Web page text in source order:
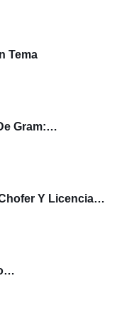
Tema
Gram:…
Y Licencia…